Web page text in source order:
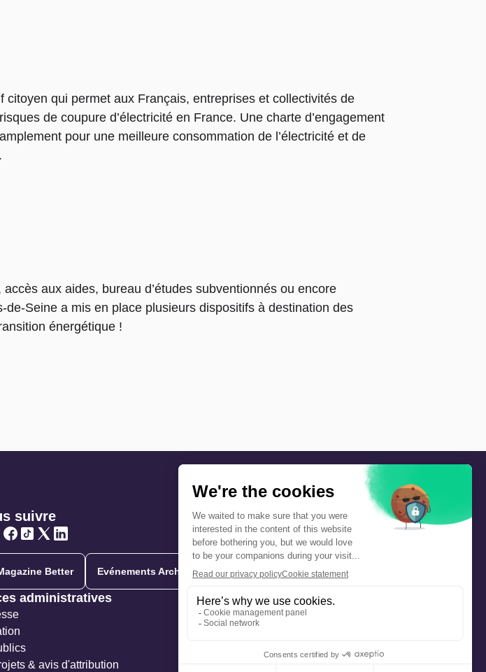
citoyen qui permet aux Français, entreprises et collectivités de
de coupure d’électricité en France. Une charte d’engagement
pour une meilleure consommation de l’électricité et de
accès aux aides, bureau d’études subventionnés ou encore
Seine a mis en place plusieurs dispositifs à destination des
énergétique !
suivre
Better Evénements Archie
administratives
& avis d'attribution
Précautions et sécurité
Plan de gestion des risques